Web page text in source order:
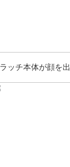
ッチ本体が顔を